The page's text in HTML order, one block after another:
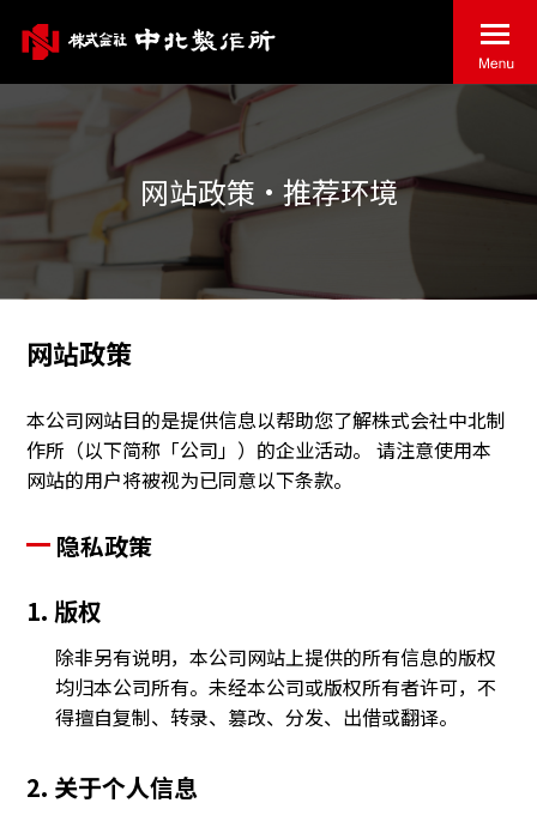
网站政策・推荐环境
网站政策
本公司网站目的是提供信息以帮助您了解株式会社中北制
作所（以下简称「公司」）的企业活动。 请注意使用本
网站的用户将被视为已同意以下条款。
隐私政策
1. 版权
除非另有说明，本公司网站上提供的所有信息的版权
均归本公司所有。未经本公司或版权所有者许可，不
得擅自复制、转录、篡改、分发、出借或翻译。
2. 关于个人信息